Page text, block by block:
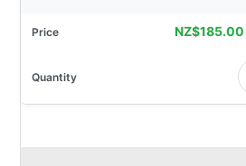
NZ$185.00